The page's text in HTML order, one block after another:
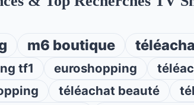
m6 boutique
tf1 euroshopping
téléachat beauté